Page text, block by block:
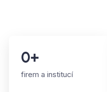
0+
firem a institucí